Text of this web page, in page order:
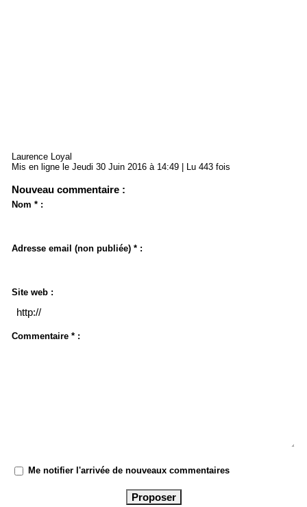
Laurence Loyal
Mis en ligne le Jeudi 30 Juin 2016 à 14:49 | Lu 443 fois
Nouveau commentaire :
Nom * :
Adresse email (non publiée) * :
Site web :
Commentaire * :
Me notifier l'arrivée de nouveaux commentaires